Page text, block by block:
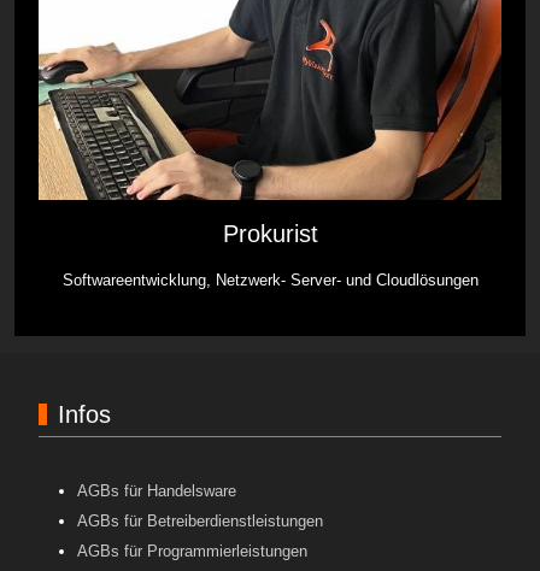
Prokurist
Softwareentwicklung, Netzwerk- Server- und Cloudlösungen
Infos
AGBs für Handelsware
AGBs für Betreiberdienstleistungen
AGBs für Programmierleistungen